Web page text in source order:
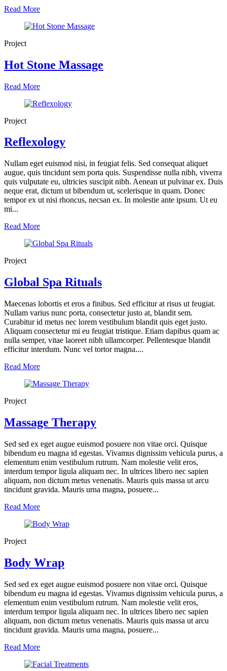
Read More
Project
Hot Stone Massage
Read More
Project
Reflexology
Nullam eget euismod nisi, in feugiat felis. Sed consequat aliquet
augue, quis tincidunt sem porta quis. Suspendisse nulla nibh, viverra
quis vulputate eu, ultricies suscipit nibh. Aenean ut pulvinar ex. Duis
neque erat, dictum ut bibendum ut, scelerisque in quam. Donec
tempor ex ut nisi rhoncus, necsan ex. In molestie ante ipsum. Ut eu
mi...
Read More
Project
Global Spa Rituals
Maecenas lobortis et eros a finibus. Sed efficitur at risus ut feugiat.
Nullam varius nunc porta, consectetur justo at, blandit sem.
Curabitur id metus nec lorem vestibulum blandit quis eget justo.
Aliquam consectetur mi eu feugiat tristique. Etiam dapibus quam ac
nulla semper, vitae laoreet nibh ullamcorper. Pellentesque blandit
efficitur interdum. Nunc vel tortor magna....
Read More
Project
Massage Therapy
Sed sed ex eget augue euismod posuere non vitae orci. Quisque
bibendum eu magna id egestas. Vivamus dignissim vehicula purus, a
elementum enim vestibulum rutrum. Nam molestie velit eros,
interdum tempor ligula aliquam nec. In ultrices libero nec sapien
aliquam, non dictum metus venenatis. Mauris quis massa ut arcu
tincidunt gravida. Mauris urna magna, posuere...
Read More
Project
Body Wrap
Sed sed ex eget augue euismod posuere non vitae orci. Quisque
bibendum eu magna id egestas. Vivamus dignissim vehicula purus, a
elementum enim vestibulum rutrum. Nam molestie velit eros,
interdum tempor ligula aliquam nec. In ultrices libero nec sapien
aliquam, non dictum metus venenatis. Mauris quis massa ut arcu
tincidunt gravida. Mauris urna magna, posuere...
Read More